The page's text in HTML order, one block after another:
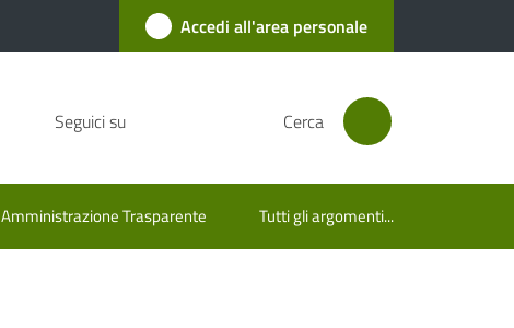
Accedi all'area personale
Seguici su Cerca
Amministrazione Trasparente Tutti gli argomenti...